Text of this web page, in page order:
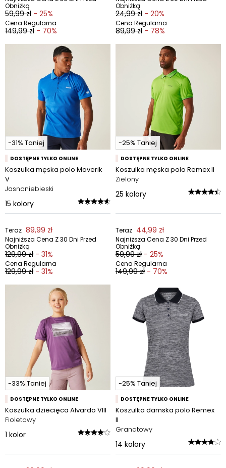
Obniżką
59,99 zł - 25%
Cena Regularna
149,99 zł - 70%
Obniżką
24,99 zł - 20%
Cena Regularna
89,99 zł - 78%
-31% Taniej
DOSTĘPNE TYLKO ONLINE
Koszulka męska polo Maverik
V
Jasnoniebieski
15 kolory
Teraz 89,99 zł
Najniższa Cena Z 30 Dni Przed
Obniżką
129,99 zł - 31%
Cena Regularna
129,99 zł - 31%
-25% Taniej
DOSTĘPNE TYLKO ONLINE
Koszulka męska polo Remex II
Zielony
25 kolory
Teraz 44,99 zł
Najniższa Cena Z 30 Dni Przed
Obniżką
59,99 zł - 25%
Cena Regularna
149,99 zł - 70%
-33% Taniej
DOSTĘPNE TYLKO ONLINE
Koszulka dziecięca Alvardo VIII
Fioletowy
1 kolor
-25% Taniej
DOSTĘPNE TYLKO ONLINE
Koszulka damska polo Remex
II
Granatowy
14 kolory